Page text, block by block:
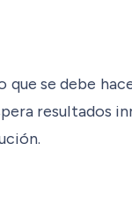
se debe
resultados